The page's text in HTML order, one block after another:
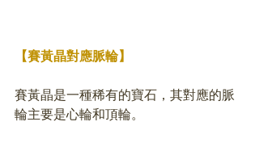
【賽黃晶對應脈輪】
賽黃晶是一種稀有的寶石，其對應的脈
輪主要是心輪和頂輪。